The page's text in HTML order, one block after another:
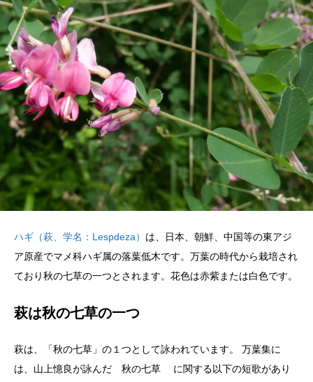
ハギ（萩、学名：Lespdeza） は、日本、朝鮮、中国等の東アジ
ア原産でマメ科ハギ属の落葉低木です。万葉の時代から栽培され
ており秋の七草の一つとされます。花色は赤紫または白色です。
萩は秋の七草の一つ
萩は、「秋の七草」の１つとして詠われています。 万葉集に
は、山上憶良が詠んだ 秋の七草 に関する以下の短歌があり